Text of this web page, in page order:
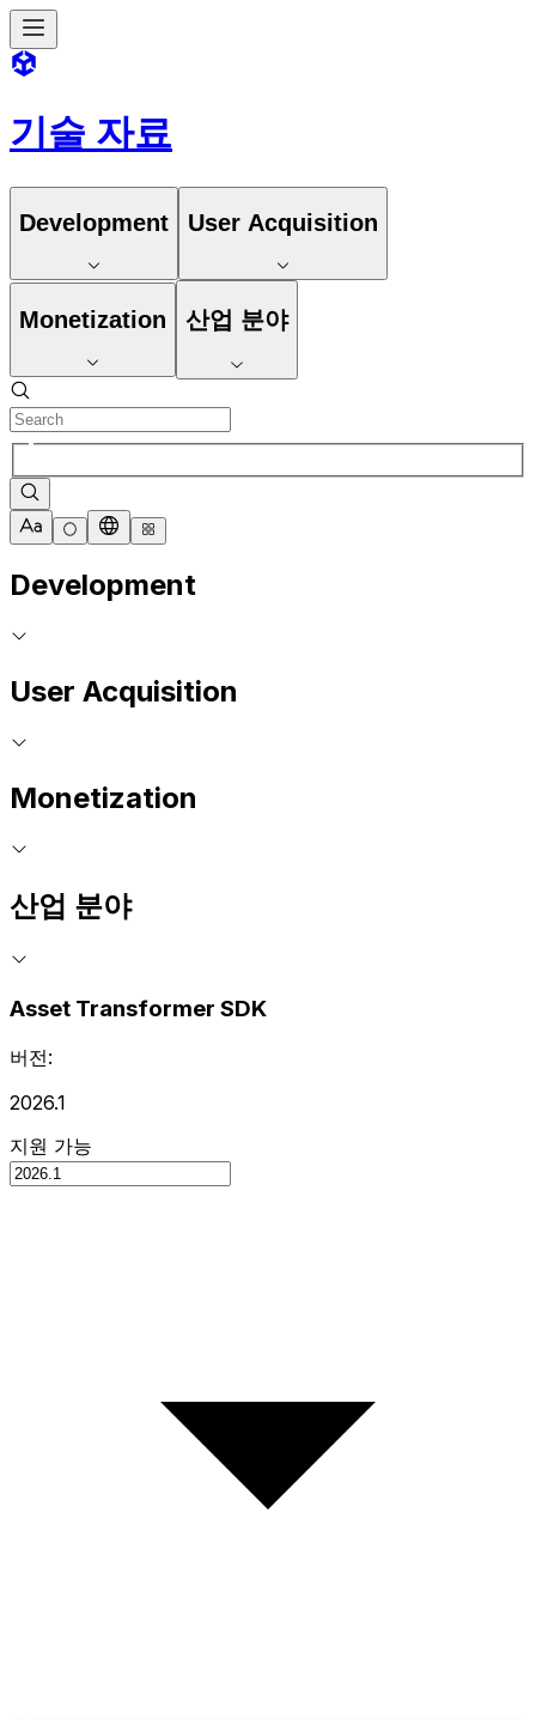
기술 자료
Development User Acquisition
Monetization 산업 분야
Development
User Acquisition
Monetization
산업 분야
Asset Transformer SDK
버전:
2026.1
지원 가능